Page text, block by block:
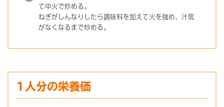
て中火で炒める。
ねぎがしんなりしたら調味料を加えて火を強め、汁気
がなくなるまで炒める。
1人分の栄養価